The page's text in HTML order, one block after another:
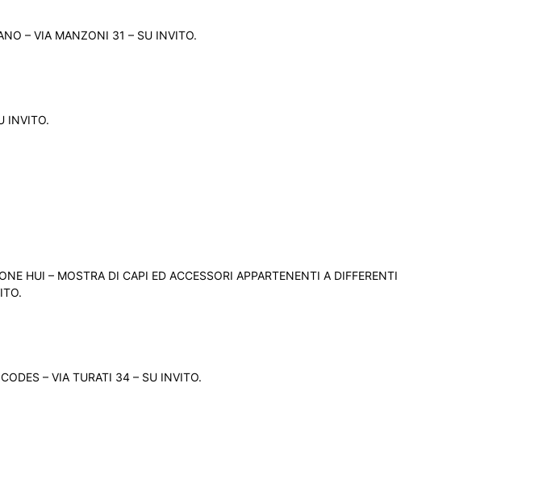
– VIA MANZONI 31 – SU INVITO.
INVITO.
HUI – MOSTRA DI CAPI ED ACCESSORI APPARTENENTI A DIFFERENTI
– VIA TURATI 34 – SU INVITO.